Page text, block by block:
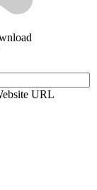
URL